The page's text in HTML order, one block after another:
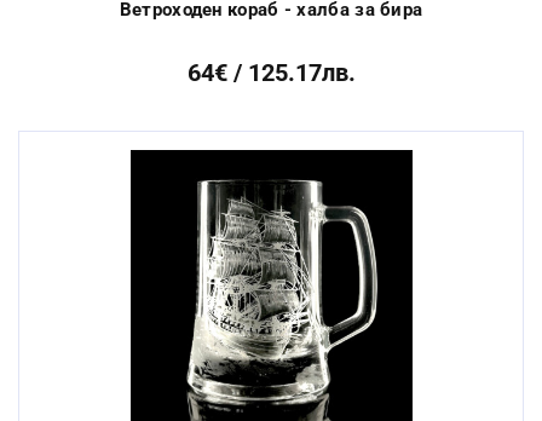
Ветроходен кораб - халба за бира
64€ / 125.17лв.